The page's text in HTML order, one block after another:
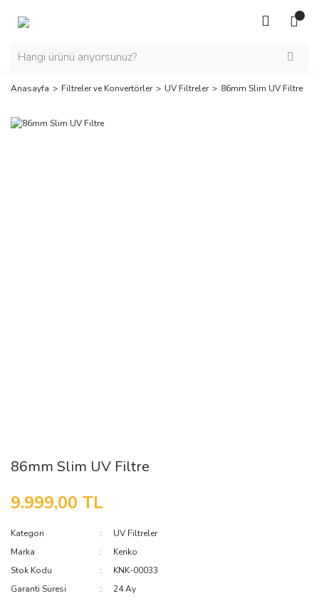
Anasayfa Filtreler ve Konvertörler UV Filtreler 86mm Slim UV Filtre
86mm Slim UV Filtre
9.999,00 TL
Kategori
UV Filtreler
Marka
Kenko
Stok Kodu
KNK-00033
Garanti Süresi
24 Ay